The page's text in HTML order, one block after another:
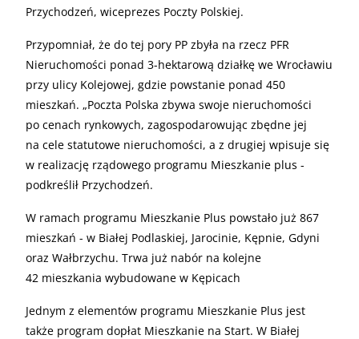
Przychodzeń, wiceprezes Poczty Polskiej.
Przypomniał, że do tej pory PP zbyła na rzecz PFR
Nieruchomości ponad 3-hektarową działkę we Wrocławiu
przy ulicy Kolejowej, gdzie powstanie ponad 450
mieszkań. „Poczta Polska zbywa swoje nieruchomości
po cenach rynkowych, zagospodarowując zbędne jej
na cele statutowe nieruchomości, a z drugiej wpisuje się
w realizację rządowego programu Mieszkanie plus -
podkreślił Przychodzeń.
W ramach programu Mieszkanie Plus powstało już 867
mieszkań - w Białej Podlaskiej, Jarocinie, Kępnie, Gdyni
oraz Wałbrzychu. Trwa już nabór na kolejne
42 mieszkania wybudowane w Kępicach
Jednym z elementów programu Mieszkanie Plus jest
także program dopłat Mieszkanie na Start. W Białej